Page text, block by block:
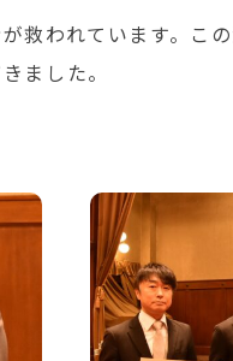
救われています。こ
ました。